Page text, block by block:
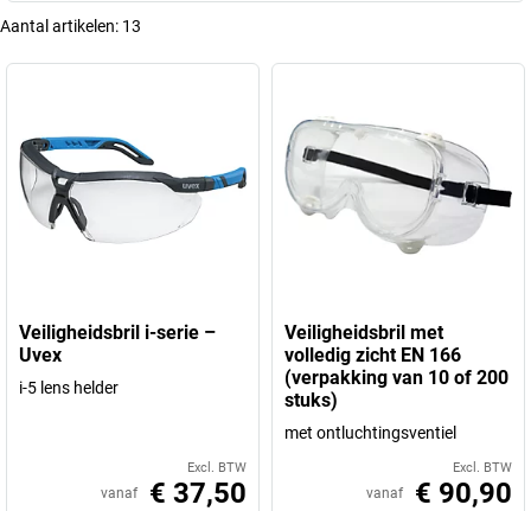
Aantal artikelen: 13
Veiligheidsbril i-serie –
Uvex
i-5 lens helder
Excl. BTW
vanaf € 37,50
Veiligheidsbril met
volledig zicht EN 166
(verpakking van 10 of 200
stuks)
met ontluchtingsventiel
Excl. BTW
vanaf € 90,90